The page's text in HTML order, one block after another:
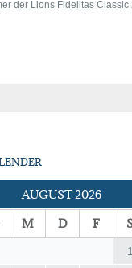
der Lions Fidelitas Classic
AUGUST 2026
M D F
1